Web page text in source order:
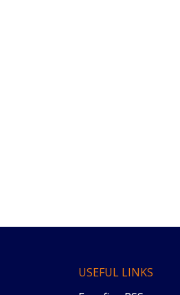
USEFUL LINKS